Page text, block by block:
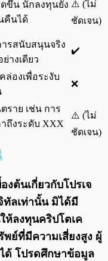
ขึ้น นักลงทุนยัง
คืนได้
⚠️ (ไม่
ชัดเจน)
รสนับสนุนจริง
างเดียว
✔️
ล่องเพื่อระงับ
❌
าย เช่น การ
ถึงระดับ XXX
⚠️ (ไม่
ชัดเจน)
ต้นเกี่ยวกับโปรเจ
ทัลเท่านั้น มิได้มี
ห้ลงทุนคริปโตเค
ย์ที่มีความเสี่ยงสูง ผู้
ด้ โปรดศึกษาข้อมูล